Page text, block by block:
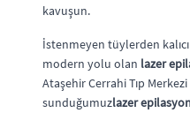
kavuşun.
İstenmeyen tüylerden
modern yolu olan lazer
Ataşehir Cerrahi Tıp
sunduğumuzlazer